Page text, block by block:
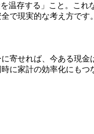
温存する」こと。これ
で現実的な考え方です。
寄せれば、今ある現
に家計の効率化にもつ